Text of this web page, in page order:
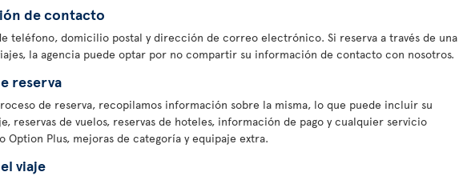
de contacto
teléfono, domicilio postal y dirección de correo electrónico. Si reserva a través de una
la agencia puede optar por no compartir su información de contacto con nosotros.
reserva
de reserva, recopilamos información sobre la misma, lo que puede incluir su
reservas de vuelos, reservas de hoteles, información de pago y cualquier servicio
Option Plus, mejoras de categoría y equipaje extra.
viaje